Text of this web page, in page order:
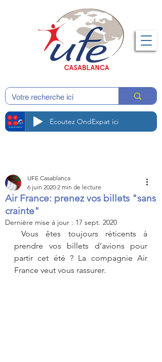
Écoutez OndExpat ici
Air France: prenez vos billets "sans
crainte"
UFE Casablanca
6 juin 2020 2 min de lecture
Dernière mise à jour : 17 sept. 2020
Vous êtes toujours réticents à
prendre vos billets d’avions pour
partir cet été ? La compagnie Air
France veut vous rassurer.